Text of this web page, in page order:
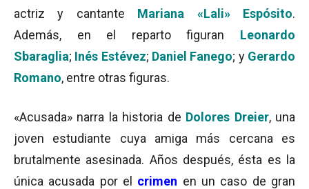
actriz y cantante Mariana «Lali» Espósito.
Además, en el reparto figuran Leonardo
Sbaraglia; Inés Estévez; Daniel Fanego; y Gerardo
Romano, entre otras figuras.
«Acusada» narra la historia de Dolores Dreier, una
joven estudiante cuya amiga más cercana es
brutalmente asesinada. Años después, ésta es la
única acusada por el crimen en un caso de gran